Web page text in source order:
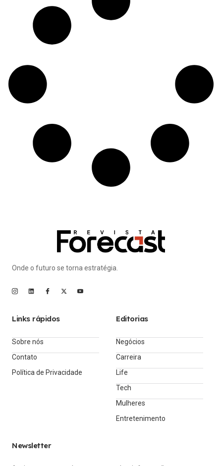
Onde o futuro se torna estratégia.
Links rápidos
Sobre nós
Contato
Política de Privacidade
Editorias
Negócios
Carreira
Life
Tech
Mulheres
Entretenimento
Newsletter